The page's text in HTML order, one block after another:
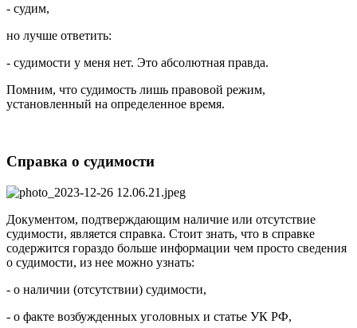
- судим,
но лучше ответить:
- судимости у меня нет. Это абсолютная правда.
Помним, что судимость лишь правовой режим,
установленный на определенное время.
Справка о судимости
Документом, подтверждающим наличие или отсутствие
судимости, является справка. Стоит знать, что в справке
содержится гораздо больше информации чем просто сведения
о судимости, из нее можно узнать:
- о наличии (отсутствии) судимости,
- о факте возбужденных уголовных и статье УК РФ,